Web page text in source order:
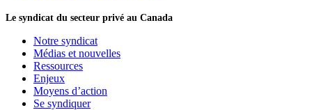
Le syndicat du secteur privé au Canada
Notre syndicat
Médias et nouvelles
Ressources
Enjeux
Moyens d’action
Se syndiquer